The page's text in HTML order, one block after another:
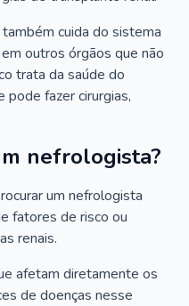
cuida do sistema
outros órgãos que não
trata da saúde do
fazer cirurgias,
nefrologista?
um nefrologista
fatores de risco ou
renais.
afetam diretamente os
de doenças nesse